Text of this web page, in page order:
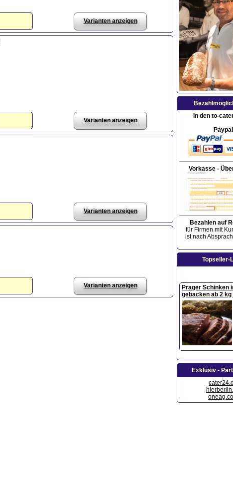
Varianten anzeigen
Varianten anzeigen
Varianten anzeigen
Varianten anzeigen
in den to-
Paypal
Vorkasse -
Bezahlen auf
für Firmen mit
ist nach
Topseller-
Prager Schinken
gebacken ab 2
Exklusiv -